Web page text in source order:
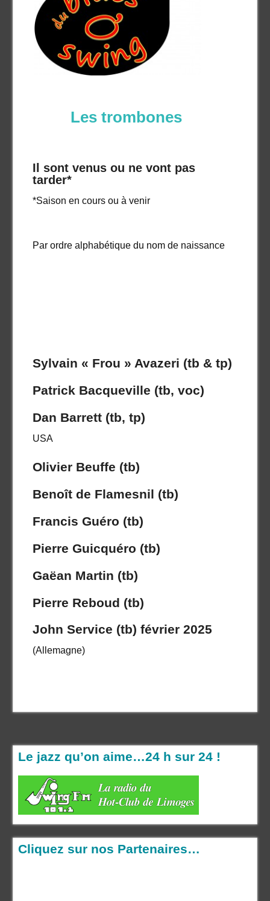
Les trombones
Il sont venus ou ne vont pas
tarder*
*Saison en cours ou à venir
Par ordre alphabétique du nom de naissance
Sylvain « Frou » Avazeri (tb & tp)
Patrick Bacqueville (tb, voc)
Dan Barrett (tb, tp)
USA
Olivier Beuffe (tb)
Benoît de Flamesnil (tb)
Francis Guéro (tb)
Pierre Guicquéro (tb)
Gaëan Martin (tb)
Pierre Reboud (tb)
John Service (tb) février 2025
(Allemagne)
Le jazz qu’on aime…24 h sur 24 !
Cliquez sur nos Partenaires…